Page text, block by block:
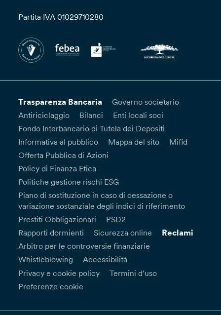
Partita IVA 01029710280
Trasparenza Bancaria
Governo societario
Antiriciclaggio
Bilanci
Enti locali soci
Fondo Interbancario di Tutela dei Depositi
Informativa al pubblico
Mappa del sito
Mifid
Offerta Pubblica di Azioni
Policy di Finanza Etica
Politiche gestione rischi ESG
Piano di sostituzione in caso di cessazione o
variazione sostanziale degli indici di riferimento
Prestiti Obbligazionari
PSD2
Rapporti dormienti
Sicurezza online Reclami
Arbitro per le controversie finanziarie
Whistleblowing
Accessibilità
Privacy e cookie policy
Termini d’uso
Preferenze cookie